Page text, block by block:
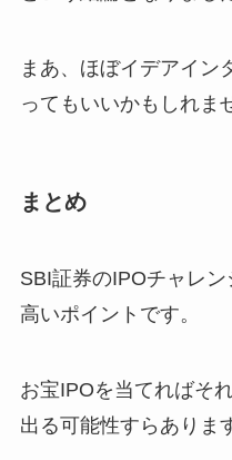
まあ、ほぼイデアイン
ってもいいかもしれま
まとめ
SBI証券のIPOチャレ
高いポイントです。
お宝IPOを当てればそ
出る可能性すらありま